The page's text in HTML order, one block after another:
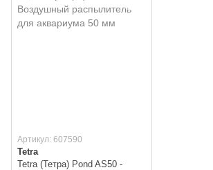
Артикул: 607590
Tetra
Tetra (Тетра) Pond AS50 -